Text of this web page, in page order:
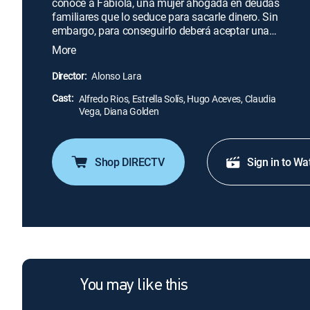
familiares que lo seduce para sacarle dinero. Sin
embargo, para conseguirlo deberá aceptar una
invitación al rancho, donde Alfredo descubre sus
intenciones y le da una lección.
More
Director: Alonso Lara
Cast: Alfredo Rios, Estrella Solís, Hugo Aceves, Claudia
Vega, Diana Golden
Shop DIRECTV Sign in to
You may like this